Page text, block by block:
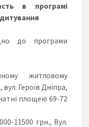
в програмі
до програми
житловому
Героїв Дніпра,
площею 69-72
11500 грн., Вул.